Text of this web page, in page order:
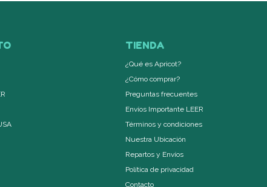
TIENDA
¿Qué es Apricot?
¿Cómo comprar?
Preguntas frecuentes
Envíos Importante LEER
Términos y condiciones
Nuestra Ubicación
Repartos y Envíos
Política de privacidad
Contacto